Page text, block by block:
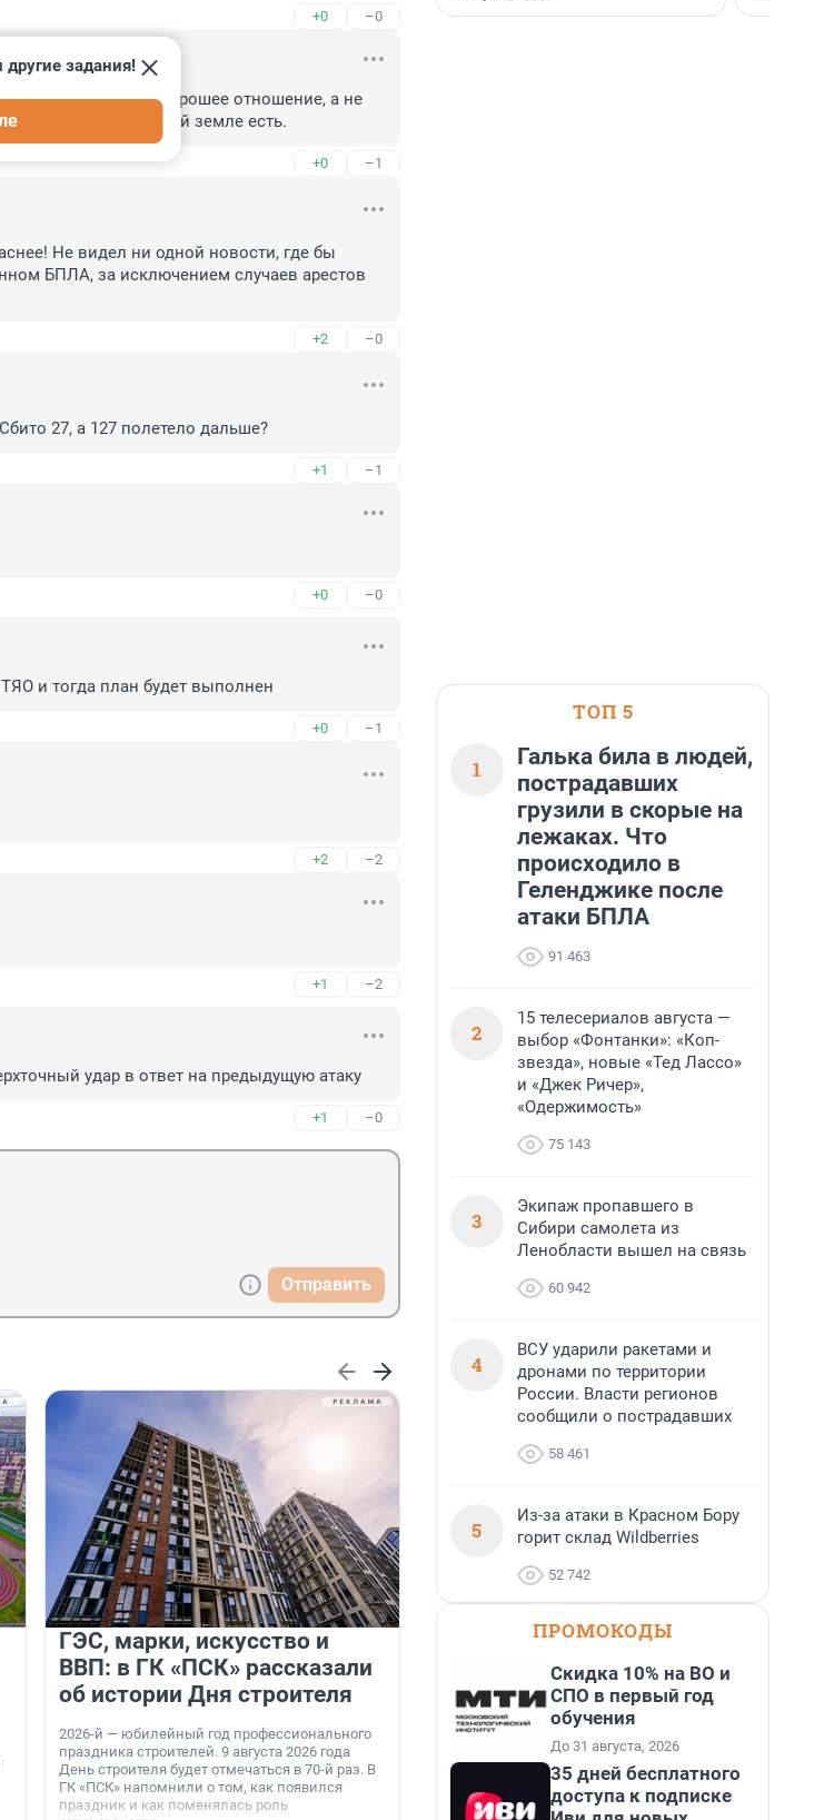
+0 –0
к ней хорошее отношение, а не
про то что на родной земле есть.
+0 –1
задания!
Не видел ни одной новости, где бы
БПЛА, за исключением случаев арестов
+2 –0
27, а 127 полетело дальше?
+1 –1
+0 –0
и тогда план будет выполнен
+0 –1
+2 –2
+1 –2
удар в ответ на предыдущую атаку
+1 –0
Отправить
ГЭС, марки, искусство и
ВВП: в ГК «ПСК» рассказали
об истории Дня строителя
2026-й — юбилейный год профессионального
праздника строителей. 9 августа 2026 года
День строителя будет отмечаться в 70-й раз. В
ГК «ПСК» напомнили о том, как появился
праздник и как поменялась роль
На водоёмах Ленобласти
заработали новые базовые
станции МегаФона
Инженеры МегаФона установили телеком-
оборудование на популярных водоёмах
Ленинградской области. Базовые станции
вблизи Лемболовского и Раздолинского озёр,
а также недалеко от Большого Тосненского
ТОП 5
1
Галька била в людей,
пострадавших
грузили в скорые на
лежаках. Что
происходило в
Геленджике после
атаки БПЛА
91 463
2
15 телесериалов августа —
выбор «Фонтанки»: «Коп-
звезда», новые «Тед Лассо»
и «Джек Ричер»,
«Одержимость»
75 143
3
Экипаж пропавшего в
Сибири самолета из
Ленобласти вышел на связь
60 942
4
ВСУ ударили ракетами и
дронами по территории
России. Власти регионов
сообщили о пострадавших
58 461
5
Из-за атаки в Красном Бору
горит склад Wildberries
52 742
ПРОМОКОДЫ
Скидка 10% на ВО и
СПО в первый год
обучения
До 31 августа, 2026
35 дней бесплатного
доступа к подписке